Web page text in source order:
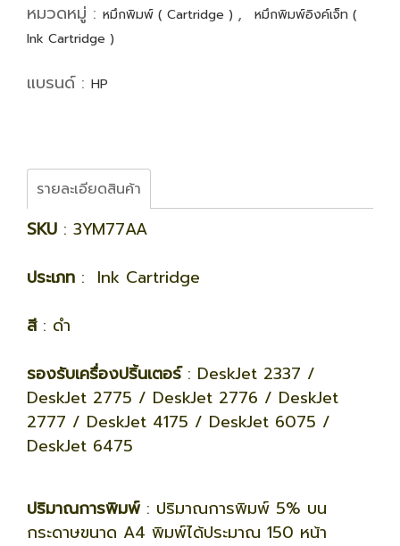
หมวดหมู่ : หมึกพิมพ์ ( Cartridge ) ,
หมึกพิมพ์อิงค์เจ็ท (
Ink Cartridge )
แบรนด์ : HP
รายละเอียดสินค้า
SKU : 3YM77AA
ประเภท : Ink Cartridge
สี: ดำ
รองรับเครื่องปริ้นเตอร์: DeskJet 2337 /
DeskJet 2775 / DeskJet 2776 / DeskJet
2777 / DeskJet 4175 / DeskJet 6075 /
DeskJet 6475
ปริมาณการพิมพ์: ปริมาณการพิมพ์ 5% บน
กระดาษขนาด A4 พิมพ์ได้ประมาณ 150 หน้า